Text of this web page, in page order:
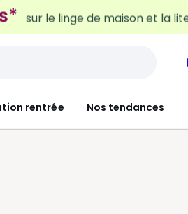
sur le linge de maison et la
rentrée Nos tendances